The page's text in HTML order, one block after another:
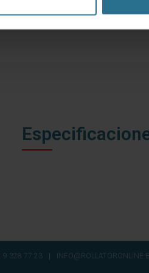
9 328 77 23